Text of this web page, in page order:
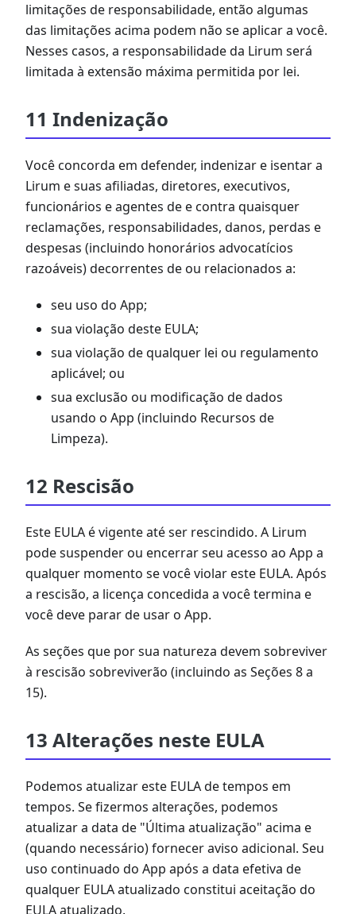
limitações de responsabilidade, então algumas
das limitações acima podem não se aplicar a você.
Nesses casos, a responsabilidade da Lirum será
limitada à extensão máxima permitida por lei.
11 Indenização
Você concorda em defender, indenizar e isentar a
Lirum e suas afiliadas, diretores, executivos,
funcionários e agentes de e contra quaisquer
reclamações, responsabilidades, danos, perdas e
despesas (incluindo honorários advocatícios
razoáveis) decorrentes de ou relacionados a:
seu uso do App;
sua violação deste EULA;
sua violação de qualquer lei ou regulamento
aplicável; ou
sua exclusão ou modificação de dados
usando o App (incluindo Recursos de
Limpeza).
12 Rescisão
Este EULA é vigente até ser rescindido. A Lirum
pode suspender ou encerrar seu acesso ao App a
qualquer momento se você violar este EULA. Após
a rescisão, a licença concedida a você termina e
você deve parar de usar o App.
As seções que por sua natureza devem sobreviver
à rescisão sobreviverão (incluindo as Seções 8 a
15).
13 Alterações neste EULA
Podemos atualizar este EULA de tempos em
tempos. Se fizermos alterações, podemos
atualizar a data de "Última atualização" acima e
(quando necessário) fornecer aviso adicional. Seu
uso continuado do App após a data efetiva de
qualquer EULA atualizado constitui aceitação do
EULA atualizado.